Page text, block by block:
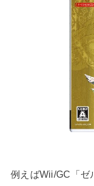
例えばWii/GC「ゼ